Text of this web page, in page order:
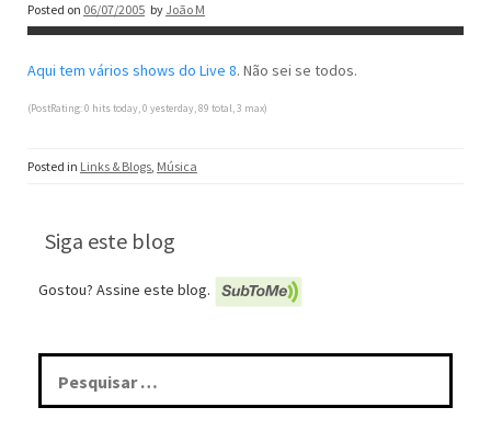
Posted on 06/07/2005 by João M
Aqui tem vários shows do Live 8. Não sei se todos.
(PostRating: 0 hits today, 0 yesterday, 89 total, 3 max)
Posted in Links & Blogs, Música
Siga este blog
Gostou? Assine este blog.
Pesquisar
por: